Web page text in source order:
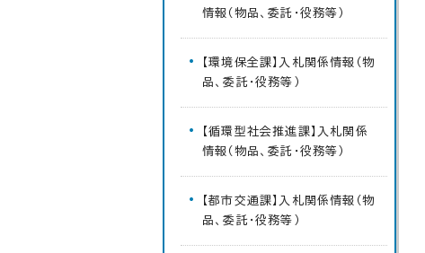
情報（物品、委託・役務等）
【環境保全課】入札関係情報（物
品、委託・役務等）
【循環型社会推進課】入札関係
情報（物品、委託・役務等）
【都市交通課】入札関係情報（物
品、委託・役務等）